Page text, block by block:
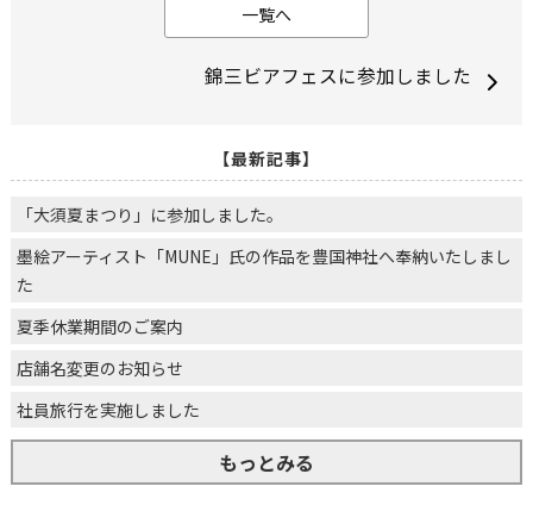
一覧へ
錦三ビアフェスに参加しました
【最新記事】
「大須夏まつり」に参加しました。
墨絵アーティスト「MUNE」氏の作品を豊国神社へ奉納いたしまし
た
夏季休業期間のご案内
店舗名変更のお知らせ
社員旅行を実施しました
もっとみる